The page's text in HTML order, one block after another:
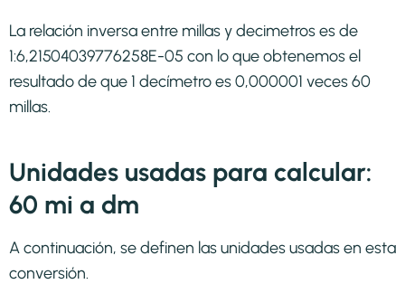
La relación inversa entre millas y decimetros es de
1:6,21504039776258E-05 con lo que obtenemos el
resultado de que 1 decímetro es 0,000001 veces 60
millas.
Unidades usadas para calcular:
60 mi a dm
A continuación, se definen las unidades usadas en esta
conversión.